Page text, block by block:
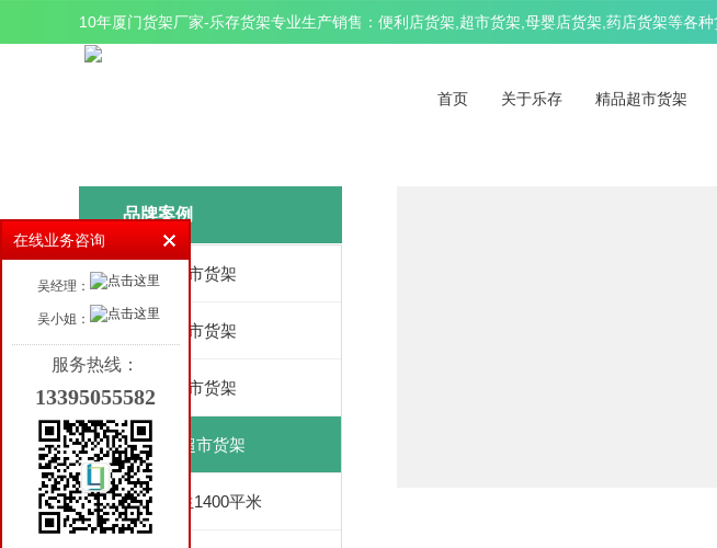
10年厦门货架厂家-乐存货架专业生产销售：便利店货架,超市货架,母婴店货架,药店货架等各
首页 关于乐存 精品超市货架
品牌案例
350平超市货架
460平超市货架
800平超市货架
1200平超市货架
优品鲜生1400平米
在线业务咨询
吴经理：
吴小姐：
服务热线：
13395055582